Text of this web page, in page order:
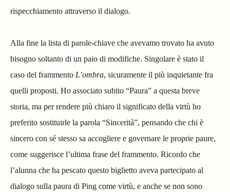
rispecchiamento attraverso il dialogo.
Alla fine la lista di parole-chiave che avevamo trovato ha avuto
bisogno soltanto di un paio di modifiche. Singolare è stato il
caso del frammento L’ombra, sicuramente il più inquietante fra
quelli proposti. Ho associato subito “Paura” a questa breve
storia, ma per rendere più chiaro il significato della virtù ho
preferito sostituirle la parola “Sincerità”, pensando che chi è
sincero con sé stesso sa accogliere e governare le proprie paure,
come suggerisce l’ultima frase del frammento. Ricordo che
l’alunna che ha pescato questo biglietto aveva partecipato al
dialogo sulla paura di Ping come virtù, e anche se non sono